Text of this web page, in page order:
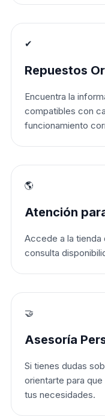
✔
Repuestos
Encuentra la
compatibles con
funcionamiento
🌎
Atención
Accede a la
consulta
🤝
Asesoría
Si tienes dudas
orientarte para
tus necesidades.